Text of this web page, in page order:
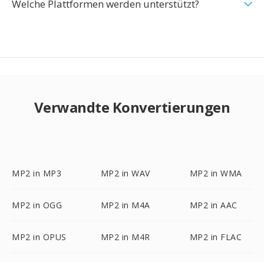
Welche Plattformen werden unterstützt?
Verwandte Konvertierungen
MP2 in MP3 MP2 in WAV MP2 in WMA
MP2 in OGG MP2 in M4A MP2 in AAC
MP2 in OPUS MP2 in M4R MP2 in FLAC